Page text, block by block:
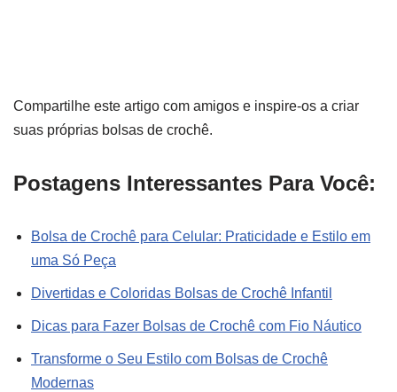
Compartilhe este artigo com amigos e inspire-os a criar
suas próprias bolsas de crochê.
Postagens Interessantes Para Você:
Bolsa de Crochê para Celular: Praticidade e Estilo em
uma Só Peça
Divertidas e Coloridas Bolsas de Crochê Infantil
Dicas para Fazer Bolsas de Crochê com Fio Náutico
Transforme o Seu Estilo com Bolsas de Crochê
Modernas